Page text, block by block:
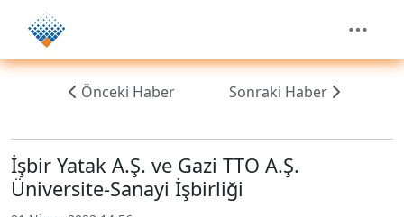
Önceki Haber Sonraki Haber
İşbir Yatak A.Ş. ve Gazi TTO A.Ş.
Üniversite-Sanayi İşbirliği